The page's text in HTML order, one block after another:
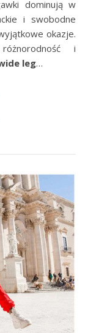
dominują w
i swobodne
okazje.
i
leg…